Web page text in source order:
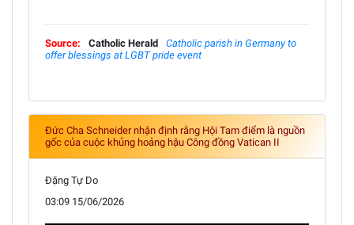
Source: Catholic Herald
Catholic parish in Germany to
offer blessings at LGBT pride event
Đức Cha Schneider nhận định rằng Hội Tam điểm là nguồn
gốc của cuộc khủng hoảng hậu Công đồng Vatican II
Đặng Tự Do
03:09 15/06/2026